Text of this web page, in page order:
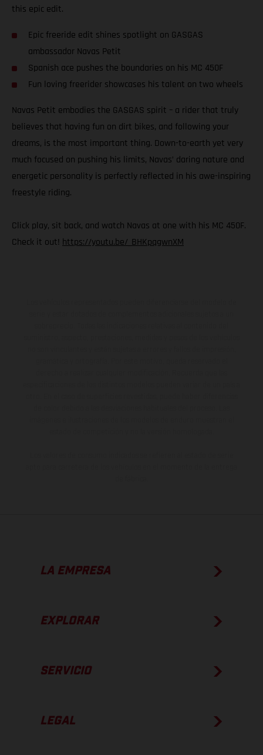
this epic edit.
Epic freeride edit shines spotlight on GASGAS
ambassador Navas Petit
Spanish ace pushes the boundaries on his MC 450F
Fun loving freerider showcases his talent on two wheels
Navas Petit embodies the GASGAS spirit – a rider that truly
believes that having fun on dirt bikes, and following your
dreams, is the most important thing. Down-to-earth yet very
much focused on pushing his limits, Navas’ daring nature and
energetic personality is perfectly reflected in his awe-inspiring
freestyle riding.
Click play, sit back, and watch Navas at one with his MC 450F.
Check it out! https://youtu.be/_BHKpqgwnXM
LA EMPRESA
EXPLORAR
SERVICIO
LEGAL